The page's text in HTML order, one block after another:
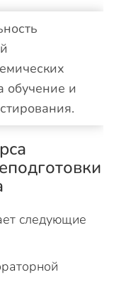
обучение и
следующие